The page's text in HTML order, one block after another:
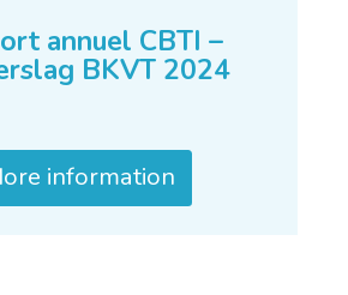
annuel CBTI –
BKVT 2024
information